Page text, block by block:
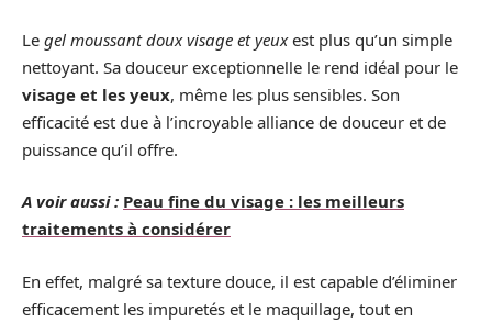
Le gel moussant doux visage et yeuxest plus qu’un simple
nettoyant. Sa douceur exceptionnelle le rend idéal pour le
visage et les yeux, même les plus sensibles. Son
efficacité est due à l’incroyable alliance de douceur et de
puissance qu’il offre.
A voir aussi : Peau fine du visage : les meilleurs
traitements à considérer
En effet, malgré sa texture douce, il est capable d’éliminer
efficacement les impuretés et le maquillage, tout en